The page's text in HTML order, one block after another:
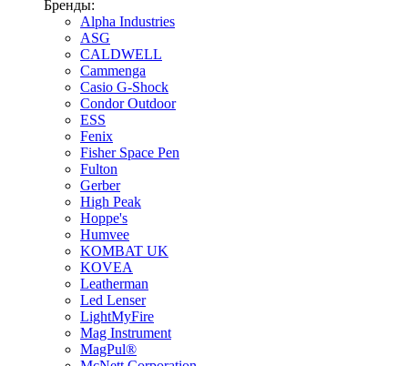
Бренды:
Alpha Industries
ASG
CALDWELL
Cammenga
Casio G-Shock
Condor Outdoor
ESS
Fenix
Fisher Space Pen
Fulton
Gerber
High Peak
Hoppe's
Humvee
KOMBAT UK
KOVEA
Leatherman
Led Lenser
LightMyFire
Mag Instrument
MagPul®